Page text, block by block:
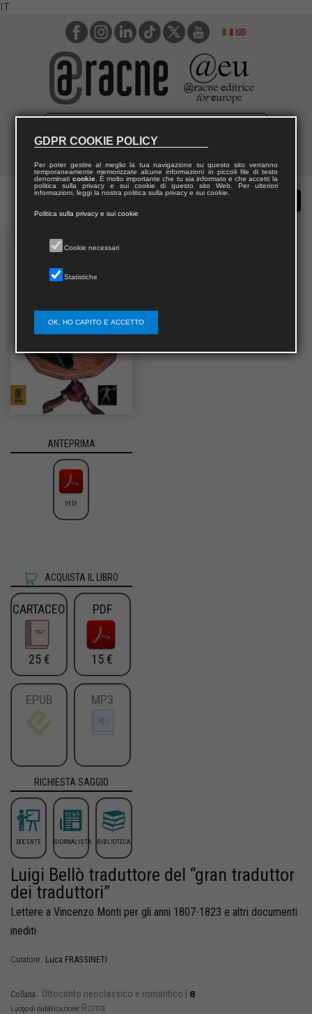
IT
ANTEPRIMA
VEDI
ACQUISTA IL LIBRO
CARTACEO
25 €
PDF
15 €
EPUB MP3
RICHIESTA SAGGIO
DOCENTE GIORNALISTA BIBLIOTECA
Luigi Bellò traduttore del “gran traduttor
dei traduttori”
Lettere a Vincenzo Monti per gli anni 1807-1823 e altri documenti
inediti
Curatore: Luca FRASSINETI
Collana: Ottocento neoclassico e romantico 8
Luogo di pubblicazione: Roma
GDPR COOKIE POLICY
Per poter gestire al meglio la tua navigazione su questo sito verranno
temporaneamente memorizzate alcune informazioni in piccoli file di testo
denominati cookie. È molto importante che tu sia informato e che accetti la
politica sulla privacy e sui cookie di questo sito Web. Per ulteriori
informazioni, leggi la nostra politica sulla privacy e sui cookie.
Politica sulla privacy e sui cookie
Cookie necessari
Statistiche
OK, HO CAPITO E ACCETTO